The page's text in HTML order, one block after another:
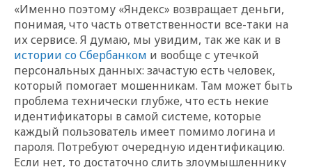
«Именно поэтому «Яндекс» возвращает деньги,
понимая, что часть ответственности все-таки на
их сервисе. Я думаю, мы увидим, так же как и в
истории со Сбербанком и вообще с утечкой
персональных данных: зачастую есть человек,
который помогает мошенникам. Там может быть
проблема технически глубже, что есть некие
идентификаторы в самой системе, которые
каждый пользователь имеет помимо логина и
пароля. Потребуют очередную идентификацию.
Если нет, то достаточно слить злоумышленнику